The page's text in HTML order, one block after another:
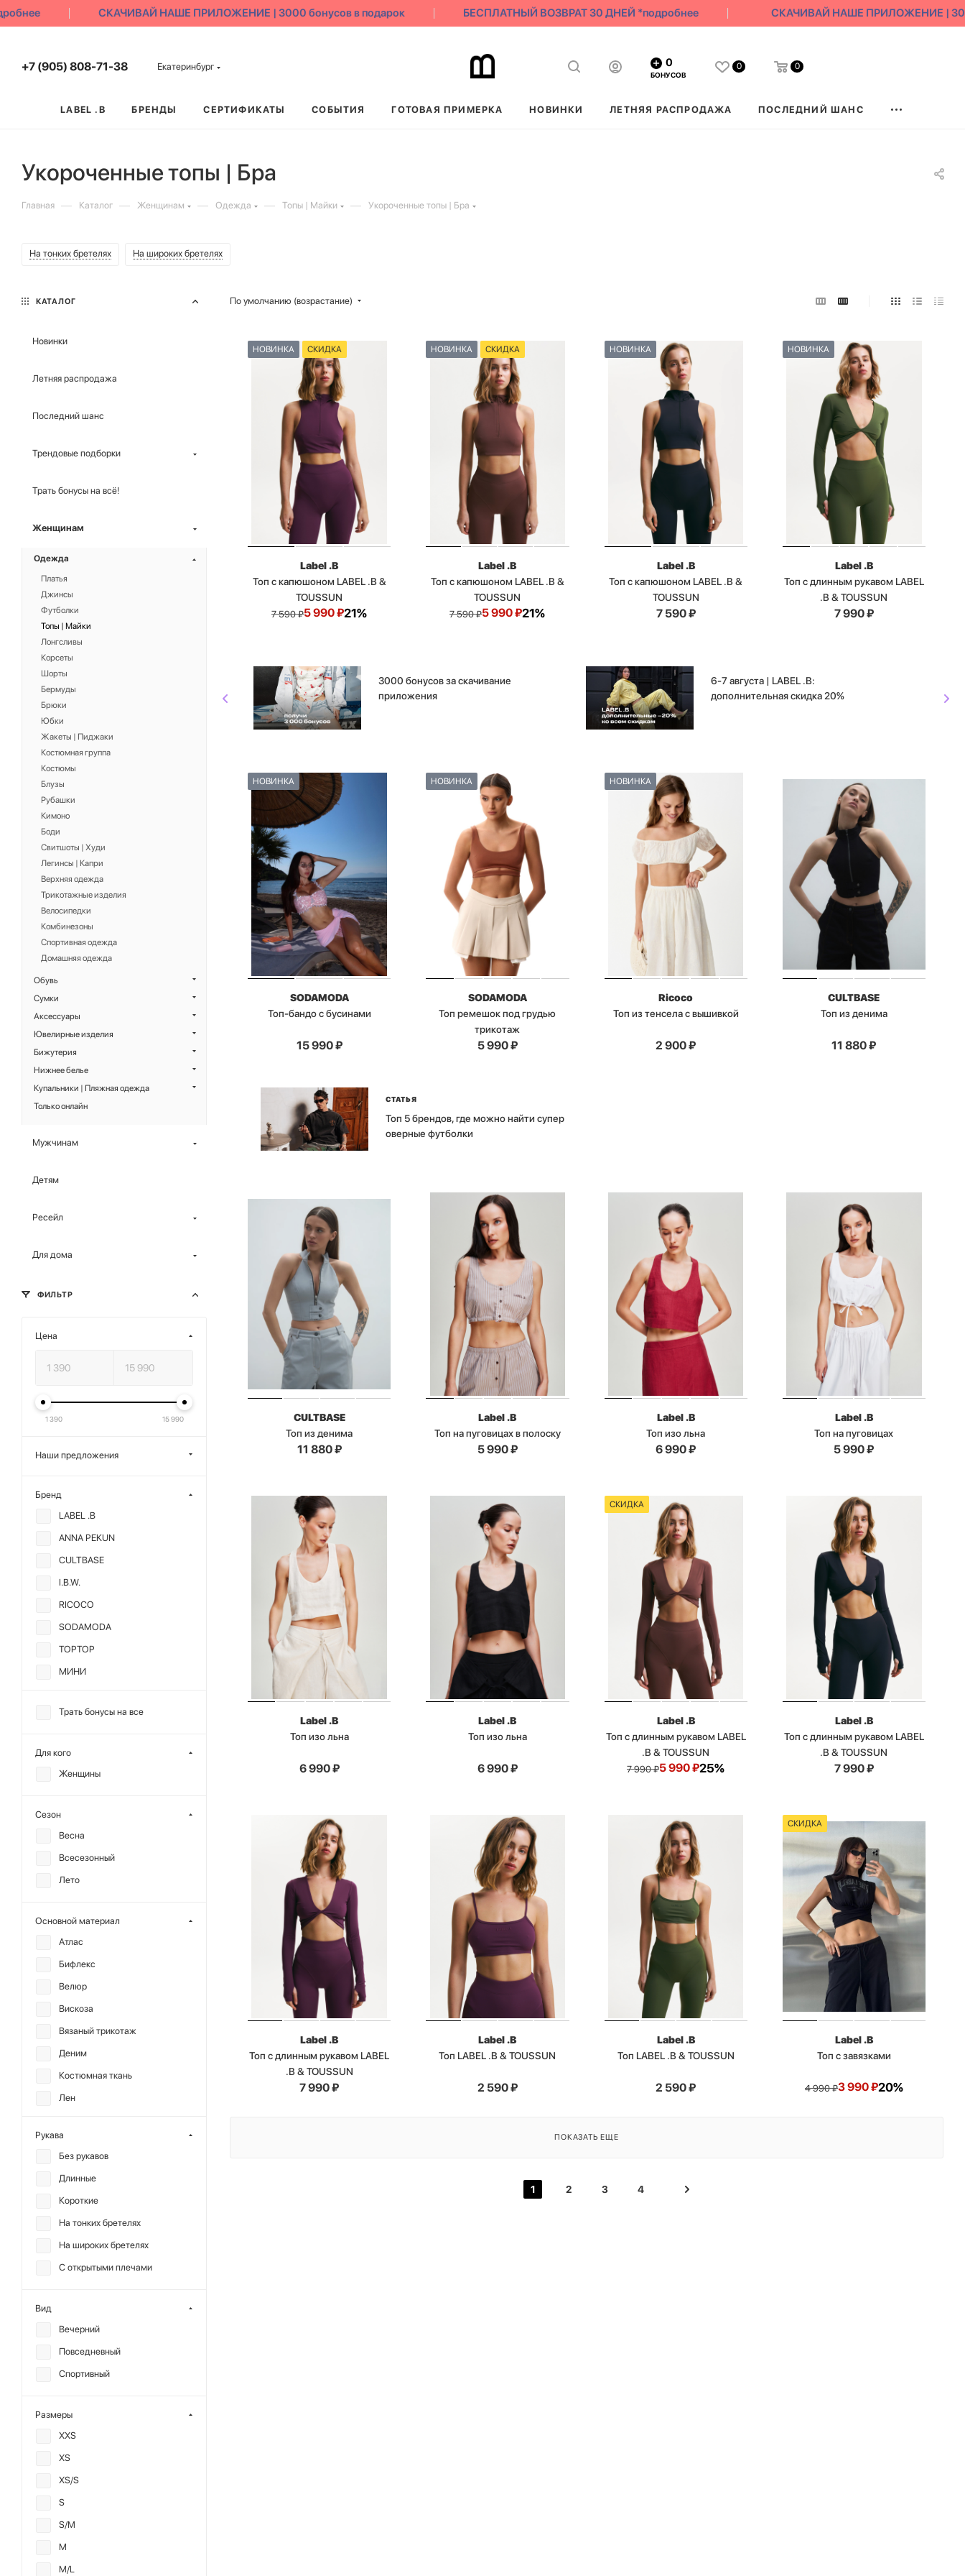
СКАЧИВАЙ НАШЕ ПРИЛОЖЕНИЕ | 3000 бонусов в подарок БЕСПЛАТНЫЙ ВОЗВРАТ 30 ДНЕЙ *подробнее СКАЧИВАЙ НАШЕ ПРИЛОЖЕНИЕ | 3000
+7 (905) 808-71-38 Екатеринбург 0
БОНУСОВ
0 0
LABEL .B БРЕНДЫ СЕРТИФИКАТЫ СОБЫТИЯ ГОТОВАЯ ПРИМЕРКА НОВИНКИ ЛЕТНЯЯ РАСПРОДАЖА ПОСЛЕДНИЙ ШАНС
Укороченные топы | Бра
Главная — Каталог — Женщинам — Одежда — Топы | Майки — Укороченные топы | Бра
На тонких бретелях На широких бретелях
По умолчанию (возрастание)
НОВИНКА СКИДКА
Label .B
Топ с капюшоном LABEL .B &
TOUSSUN
7 590₽5 990₽21%
НОВИНКА СКИДКА
Label .B
Топ с капюшоном LABEL .B &
TOUSSUN
7 590₽5 990₽21%
НОВИНКА
Label .B
Топ с капюшоном LABEL .B &
TOUSSUN
7 590₽
НОВИНКА
Label .B
Топ с длинным рукавом LABEL
.B & TOUSSUN
7 990₽
3000 бонусов за скачивание
приложения
6-7 августа | LABEL .B:
дополнительная скидка 20%
НОВИНКА
SODAMODA
Топ-бандо с бусинами
15 990₽
НОВИНКА
SODAMODA
Топ ремешок под грудью
трикотаж
5 990₽
НОВИНКА
Ricoco
Топ из тенсела с вышивкой
2 900₽
CULTBASE
Топ из денима
11 880₽
СТАТЬЯ
Топ 5 брендов, где можно найти супер
оверные футболки
CULTBASE
Топ из денима
11 880₽
Label .B
Топ на пуговицах в полоску
5 990₽
Label .B
Топ изо льна
6 990₽
Label .B
Топ на пуговицах
5 990₽
Label .B
Топ изо льна
6 990₽
Label .B
Топ изо льна
6 990₽
СКИДКА
Label .B
Топ с длинным рукавом LABEL
.B & TOUSSUN
7 990₽5 990₽25%
Label .B
Топ с длинным рукавом LABEL
.B & TOUSSUN
7 990₽
Label .B
Топ с длинным рукавом LABEL
.B & TOUSSUN
7 990₽
Label .B
Топ LABEL .B & TOUSSUN
2 590₽
Label .B
Топ LABEL .B & TOUSSUN
2 590₽
СКИДКА
Label .B
Топ с завязками
4 990₽3 990₽20%
ПОКАЗАТЬ ЕЩЕ
1 2 3 4
КАТАЛОГ
Новинки
Летняя распродажа
Последний шанс
Трендовые подборки
Трать бонусы на всё!
Женщинам
Одежда
Платья
Джинсы
Футболки
Топы | Майки
Лонгсливы
Корсеты
Шорты
Бермуды
Брюки
Юбки
Жакеты | Пиджаки
Костюмная группа
Костюмы
Блузы
Рубашки
Кимоно
Боди
Свитшоты | Худи
Легинсы | Капри
Верхняя одежда
Трикотажные изделия
Велосипедки
Комбинезоны
Спортивная одежда
Домашняя одежда
Обувь
Сумки
Аксессуары
Ювелирные изделия
Бижутерия
Нижнее белье
Купальники | Пляжная одежда
Только онлайн
Мужчинам
Детям
Ресейл
Для дома
ФИЛЬТР
Цена
1 390 15 990
Наши предложения
Бренд
LABEL .B
ANNA PEKUN
CULTBASE
I.B.W.
RICOCO
SODAMODA
TOPTOP
МИНИ
MIARTLAND
Трать бонусы на все
Для кого
Женщины
Сезон
Весна
Всесезонный
Лето
Основной материал
Атлас
Бифлекс
Велюр
Вискоза
Вязаный трикотаж
Деним
Костюмная ткань
Лен
Полиэстер
Тенсел
Рукава
Без рукавов
Длинные
Короткие
На тонких бретелях
На широких бретелях
С открытыми плечами
Вид
Вечерний
Повседневный
Спортивный
Размеры
XXS
XS
XS/S
S
S/M
M
M/L